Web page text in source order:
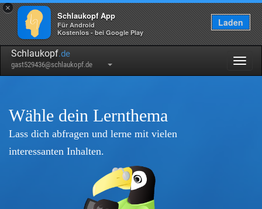
×
Schlaukopf App
Für Android
Kostenlos - bei Google Play
Laden
Schlaukopf.de
gast529436@schlaukopf.de
Wähle dein Lernthema
Lass dich abfragen und lerne mit vielen
interessanten Inhalten.